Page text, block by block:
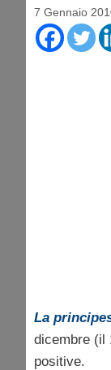
7 Gennaio
La
dicembre (il
positive.